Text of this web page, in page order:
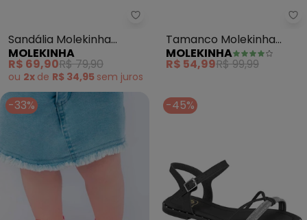
Molekinha - Sandália
Sandália Molekinha
(Preta)
MOLEKINHA
R$ 69,90R$ 79,90
ou 2x de R$ 34,95 sem juros
Tamanco Molekinha
(Preto)
MOLEKINHA
R$ 54,99R$ 99,99
-33% -45%